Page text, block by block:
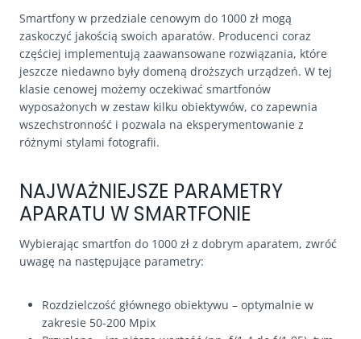
Smartfony w przedziale cenowym do 1000 zł mogą
zaskoczyć jakością swoich aparatów. Producenci coraz
częściej implementują zaawansowane rozwiązania, które
jeszcze niedawno były domeną droższych urządzeń. W tej
klasie cenowej możemy oczekiwać smartfonów
wyposażonych w zestaw kilku obiektywów, co zapewnia
wszechstronność i pozwala na eksperymentowanie z
różnymi stylami fotografii.
NAJWAŻNIEJSZE PARAMETRY
APARATU W SMARTFONIE
Wybierając smartfon do 1000 zł z dobrym aparatem, zwróć
uwagę na następujące parametry:
Rozdzielczość głównego obiektywu – optymalnie w
zakresie 50-200 Mpix